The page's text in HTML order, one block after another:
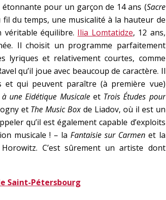
pour un garçon de 14 ans (Sacre
fil du temps, une musicalité à la hauteur de
équilibre. Ilia Lomtatidze, 12 ans,
Il choisit un programme parfaitement
lyriques et relativement courtes, comme
qu’il joue avec beaucoup de caractère. Il
et qui peuvent paraître (à première vue)
une Eidétique Musicaleet Trois Études pour
et The Music Box de Liadov, où il est un
qu’il est également capable d’exploits
musicale ! – laFantaisie sur Carmen et la
C’est sûrement un artiste dont
Saint-Pétersbourg